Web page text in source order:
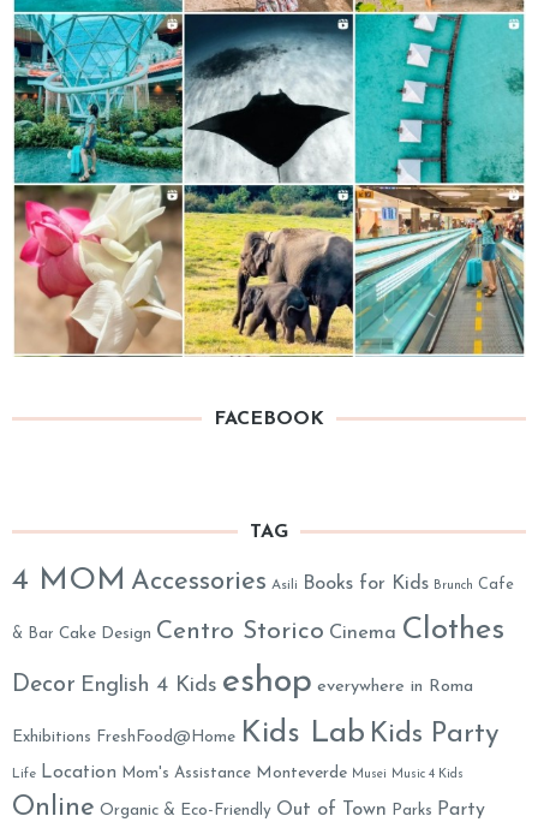
FACEBOOK
TAG
4 MOM Accessories Asili Books for Kids Brunch Cafe
& Bar Cake Design Centro Storico Cinema Clothes
Decor English 4 Kids eshop everywhere in Roma
Exhibitions FreshFood@Home Kids Lab Kids Party
Life Location Mom's Assistance Monteverde Musei Music 4 Kids
Online Organic & Eco-Friendly Out of Town Parks
Party